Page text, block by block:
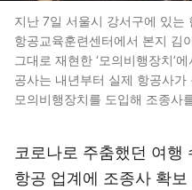
지난 7일 서울시 강서구에 있는
항공교육훈련센터에서 본지 김
그대로 재현한 ‘모의비행장치’
공사는 내년부터 실제 항공사
모의비행장치를 도입해 조종사
코로나로 주춤했던 여행
항공 업계에 조종사 확